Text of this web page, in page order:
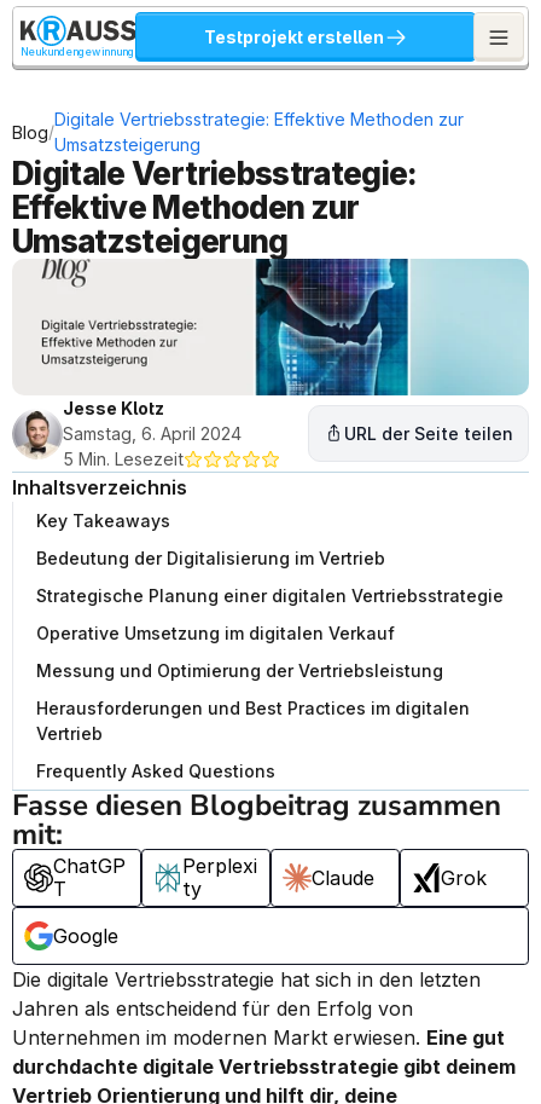
Neukundengewinnung
Testprojekt erstellen
Blog/
Digitale Vertriebsstrategie: Effektive Methoden zur
Umsatzsteigerung
Digitale Vertriebsstrategie:
Effektive Methoden zur
Umsatzsteigerung
Jesse Klotz
Samstag, 6. April 2024
5 Min. Lesezeit
URL der Seite teilen
Inhaltsverzeichnis
Key Takeaways
Bedeutung der Digitalisierung im Vertrieb
Strategische Planung einer digitalen Vertriebsstrategie
Operative Umsetzung im digitalen Verkauf
Messung und Optimierung der Vertriebsleistung
Herausforderungen und Best Practices im digitalen
Vertrieb
Frequently Asked Questions
Fasse diesen Blogbeitrag zusammen
mit:
ChatGP
T
Perplexi
ty
Claude Grok
Google
Die digitale Vertriebsstrategie hat sich in den letzten
Jahren als entscheidend für den Erfolg von
Unternehmen im modernen Markt erwiesen. Eine gut
durchdachte digitale Vertriebsstrategie gibt deinem